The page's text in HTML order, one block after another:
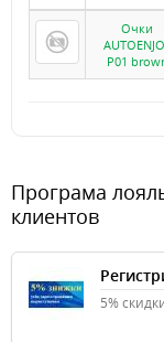
Очки
P01
Програма
клиентов
5%